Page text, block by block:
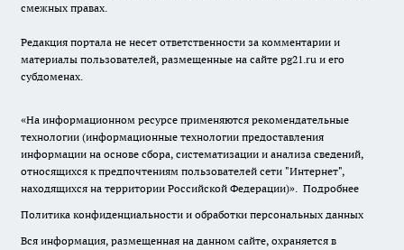
смежных правах.
Редакция портала не несет ответственности за комментарии и
материалы пользователей, размещенные на сайте pg21.ru и его
субдоменах.
«На информационном ресурсе применяются рекомендательные
технологии (информационные технологии предоставления
информации на основе сбора, систематизации и анализа сведений,
относящихся к предпочтениям пользователей сети "Интернет",
находящихся на территории Российской Федерации)». Подробнее
Политика конфиденциальности и обработки персональных данных
Вся информация, размещенная на данном сайте, охраняется в